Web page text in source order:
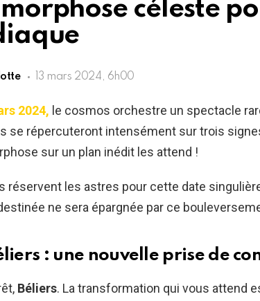
céleste
13 mars 2024, 6h00
2024, le cosmos orchestre un spectacle
se répercuteront intensément sur trois
sur un plan inédit les attend !
réservent les astres pour cette date
ne sera épargnée par ce
: une nouvelle prise de
Béliers. La transformation qui vous attend